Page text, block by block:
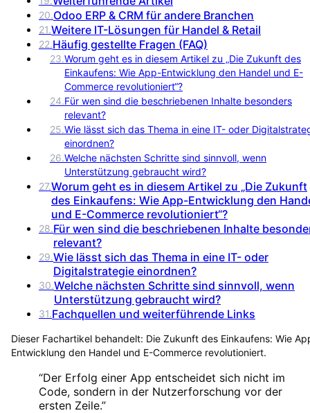
20.Odoo ERP & CRM für andere Branchen
21.Weitere IT-Lösungen für Handel & Retail
22.Häufig gestellte Fragen (FAQ)
23.Worum geht es in diesem Artikel zu „Die Zukunft des
Einkaufens: Wie App-Entwicklung den Handel und E-
Commerce revolutioniert“?
24.Für wen sind die beschriebenen Inhalte besonders
relevant?
25.Wie lässt sich das Thema in eine IT- oder
einordnen?
26.Welche nächsten Schritte sind sinnvoll, wenn
Unterstützung gebraucht wird?
27.Worum geht es in diesem Artikel zu „Die Zukunft
des Einkaufens: Wie App-Entwicklung den
und E-Commerce revolutioniert“?
28.Für wen sind die beschriebenen Inhalte
relevant?
29.Wie lässt sich das Thema in eine IT- oder
Digitalstrategie einordnen?
30.Welche nächsten Schritte sind sinnvoll, wenn
Unterstützung gebraucht wird?
31.Fachquellen und weiterführende Links
Dieser Fachartikel behandelt: Die Zukunft des Einkaufens: Wie
Entwicklung den Handel und E-Commerce revolutioniert.
“Der Erfolg einer App entscheidet sich nicht im
Code, sondern in der Nutzerforschung vor der
ersten Zeile.”